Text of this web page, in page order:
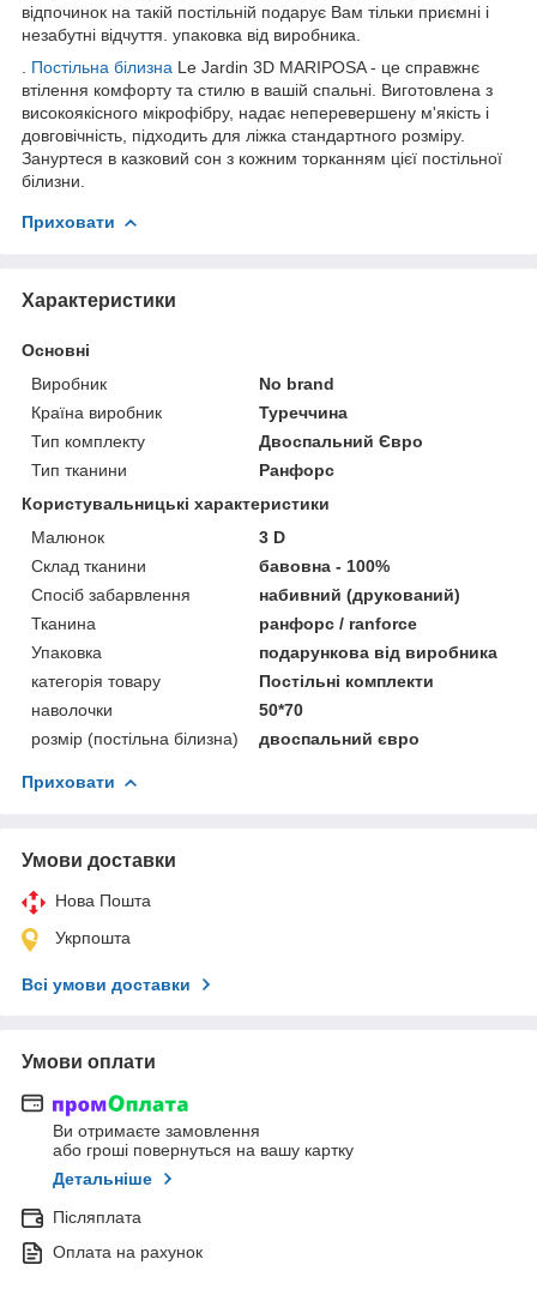
відпочинок на такій постільній подарує Вам тільки приємні і
незабутні відчуття. упаковка від виробника.
Постільна білизна Le Jardin 3D MARIPOSA - це справжнє
втілення комфорту та стилю в вашій спальні. Виготовлена з
високоякісного мікрофібру, надає неперевершену м'якість і
довговічність, підходить для ліжка стандартного розміру.
Зануртеся в казковий сон з кожним торканням цієї постільної
білизни.
Приховати
Характеристики
Основні
Виробник
No brand
Країна виробник
Туреччина
Тип комплекту
Двоспальний Євро
Тип тканини
Ранфорс
Користувальницькі характеристики
Малюнок
3 D
Склад тканини
бавовна - 100%
Спосіб забарвлення
набивний (друкований)
Тканина
ранфорс / ranforce
Упаковка
подарункова від виробника
категорія товару
Постільні комплекти
наволочки
50*70
розмір (постільна білизна)
двоспальний євро
Приховати
Умови доставки
Нова Пошта
Укрпошта
Всі умови доставки
Умови оплати
Ви отримаєте замовлення
або гроші повернуться на вашу картку
Детальніше
Післяплата
Оплата на рахунок